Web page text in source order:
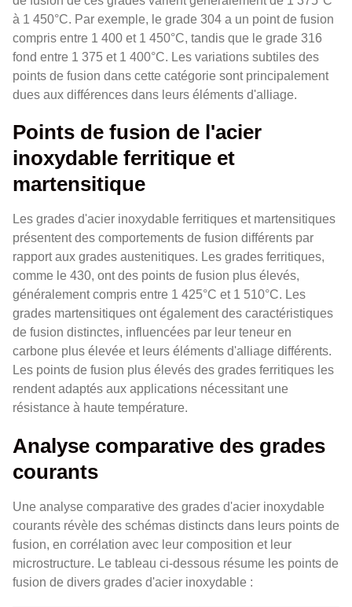
à 1 450°C. Par exemple, le grade 304 a un point de fusion
compris entre 1 400 et 1 450°C, tandis que le grade 316
fond entre 1 375 et 1 400°C. Les variations subtiles des
points de fusion dans cette catégorie sont principalement
dues aux différences dans leurs éléments d'alliage.
Points de fusion de l'acier
inoxydable ferritique et
martensitique
Les grades d'acier inoxydable ferritiques et martensitiques
présentent des comportements de fusion différents par
rapport aux grades austenitiques. Les grades ferritiques,
comme le 430, ont des points de fusion plus élevés,
généralement compris entre 1 425°C et 1 510°C. Les
grades martensitiques ont également des caractéristiques
de fusion distinctes, influencées par leur teneur en
carbone plus élevée et leurs éléments d'alliage différents.
Les points de fusion plus élevés des grades ferritiques les
rendent adaptés aux applications nécessitant une
résistance à haute température.
Analyse comparative des grades
courants
Une analyse comparative des grades d'acier inoxydable
courants révèle des schémas distincts dans leurs points de
fusion, en corrélation avec leur composition et leur
microstructure. Le tableau ci-dessous résume les points de
fusion de divers grades d'acier inoxydable :